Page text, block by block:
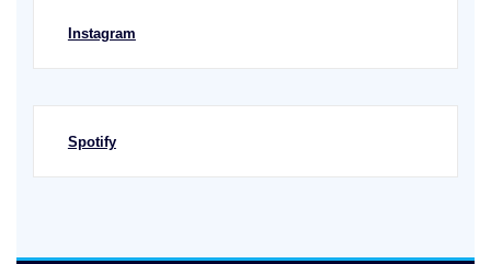
Instagram
Spotify